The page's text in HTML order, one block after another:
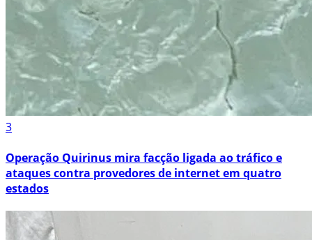
3
Operação Quirinus mira facção ligada ao tráfico e
ataques contra provedores de internet em quatro
estados